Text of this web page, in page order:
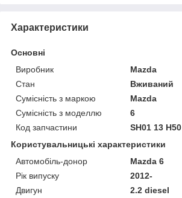
Характеристики
Основні
Виробник
Mazda
Стан
Вживаний
Сумісність з маркою
Mazda
Сумісність з моделлю
6
Код запчастини
SH01 13 H50
Користувальницькі характеристики
Автомобіль-донор
Mazda 6
Рік випуску
2012-
Двигун
2.2 diesel